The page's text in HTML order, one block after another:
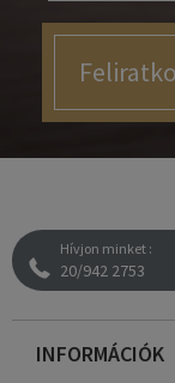
Hívjon minket :
20/942 2753
INFORMÁCIÓK